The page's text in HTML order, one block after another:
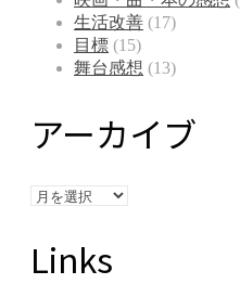
生活改善 (17)
目標 (15)
舞台感想 (13)
アーカイブ
ア
Links